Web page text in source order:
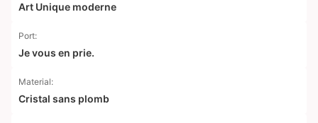
Art Unique moderne
Port:
Je vous en prie.
Material:
Cristal sans plomb